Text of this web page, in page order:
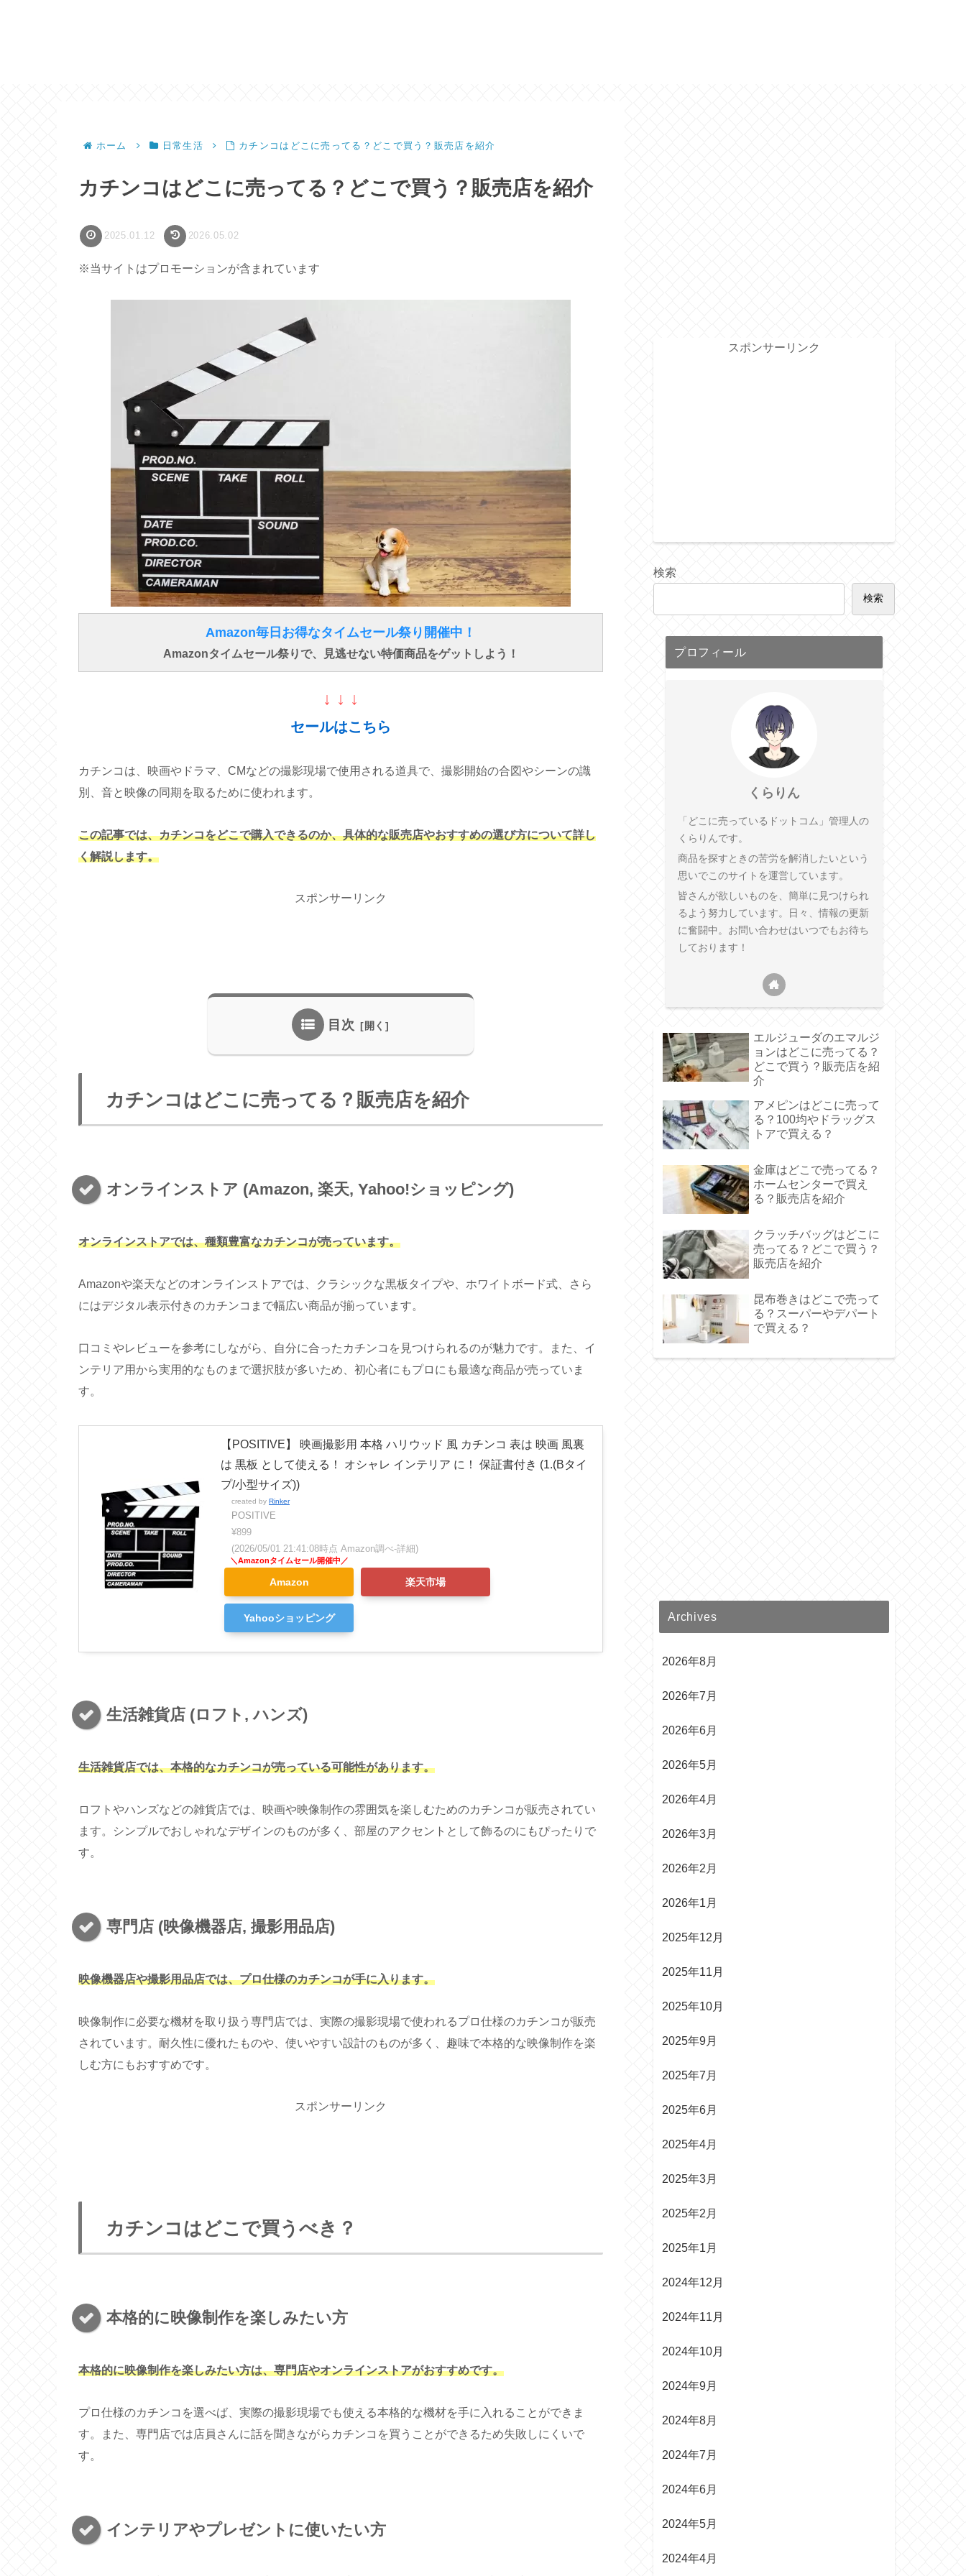
ホーム 日常生活 カチンコはどこに売ってる？どこで買う？販売店を紹介
カチンコはどこに売ってる？どこで買う？販売店を紹介
2025.01.12 2026.05.02
※当サイトはプロモーションが含まれています
Amazon毎日お得なタイムセール祭り開催中！
Amazonタイムセール祭りで、見逃せない特価商品をゲットしよう！
↓ ↓ ↓
セールはこちら
カチンコは、映画やドラマ、CMなどの撮影現場で使用される道具で、撮影開始の合図やシーンの識
別、音と映像の同期を取るために使われます。
この記事では、カチンコをどこで購入できるのか、具体的な販売店やおすすめの選び方について詳し
く解説します。
スポンサーリンク
目次
カチンコはどこに売ってる？販売店を紹介
オンラインストア (Amazon, 楽天, Yahoo!ショッピング)
オンラインストアでは、種類豊富なカチンコが売っています。
Amazonや楽天などのオンラインストアでは、クラシックな黒板タイプや、ホワイトボード式、さら
にはデジタル表示付きのカチンコまで幅広い商品が揃っています。
口コミやレビューを参考にしながら、自分に合ったカチンコを見つけられるのが魅力です。また、イ
ンテリア用から実用的なものまで選択肢が多いため、初心者にもプロにも最適な商品が売っていま
す。
【POSITIVE】 映画撮影用 本格 ハリウッド 風 カチンコ 表は 映画 風裏
は 黒板 として使える！ オシャレ インテリア に！ 保証書付き (1.(Bタイ
プ/小型サイズ))
created by Rinker
POSITIVE
¥899
(2026/05/01 21:41:08時点 Amazon調べ-詳細)
Amazon 楽天市場
Yahooショッピング
生活雑貨店 (ロフト, ハンズ)
生活雑貨店では、本格的なカチンコが売っている可能性があります。
ロフトやハンズなどの雑貨店では、映画や映像制作の雰囲気を楽しむためのカチンコが販売されてい
ます。シンプルでおしゃれなデザインのものが多く、部屋のアクセントとして飾るのにもぴったりで
す。
専門店 (映像機器店, 撮影用品店)
映像機器店や撮影用品店では、プロ仕様のカチンコが手に入ります。
映像制作に必要な機材を取り扱う専門店では、実際の撮影現場で使われるプロ仕様のカチンコが販売
されています。耐久性に優れたものや、使いやすい設計のものが多く、趣味で本格的な映像制作を楽
しむ方にもおすすめです。
スポンサーリンク
カチンコはどこで買うべき？
本格的に映像制作を楽しみたい方
本格的に映像制作を楽しみたい方は、専門店やオンラインストアがおすすめです。
プロ仕様のカチンコを選べば、実際の撮影現場でも使える本格的な機材を手に入れることができま
す。また、専門店では店員さんに話を聞きながらカチンコを買うことができるため失敗しにくいで
す。
インテリアやプレゼントに使いたい方
スポンサーリンク
検索
検索
プロフィール
くらりん
「どこに売っているドットコム」管理人の
くらりんです。
商品を探すときの苦労を解消したいという
思いでこのサイトを運営しています。
皆さんが欲しいものを、簡単に見つけられ
るよう努力しています。日々、情報の更新
に奮闘中。お問い合わせはいつでもお待ち
しております！
エルジューダのエマルジ
ョンはどこに売ってる？
どこで買う？販売店を紹
介
アメピンはどこに売って
る？100均やドラッグス
トアで買える？
金庫はどこで売ってる？
ホームセンターで買え
る？販売店を紹介
クラッチバッグはどこに
売ってる？どこで買う？
販売店を紹介
昆布巻きはどこで売って
る？スーパーやデパート
で買える？
Archives
2026年8月
2026年7月
2026年6月
2026年5月
2026年4月
2026年3月
2026年2月
2026年1月
2025年12月
2025年11月
2025年10月
2025年9月
2025年7月
2025年6月
2025年4月
2025年3月
2025年2月
2025年1月
2024年12月
2024年11月
2024年10月
2024年9月
2024年8月
2024年7月
2024年6月
2024年5月
2024年4月